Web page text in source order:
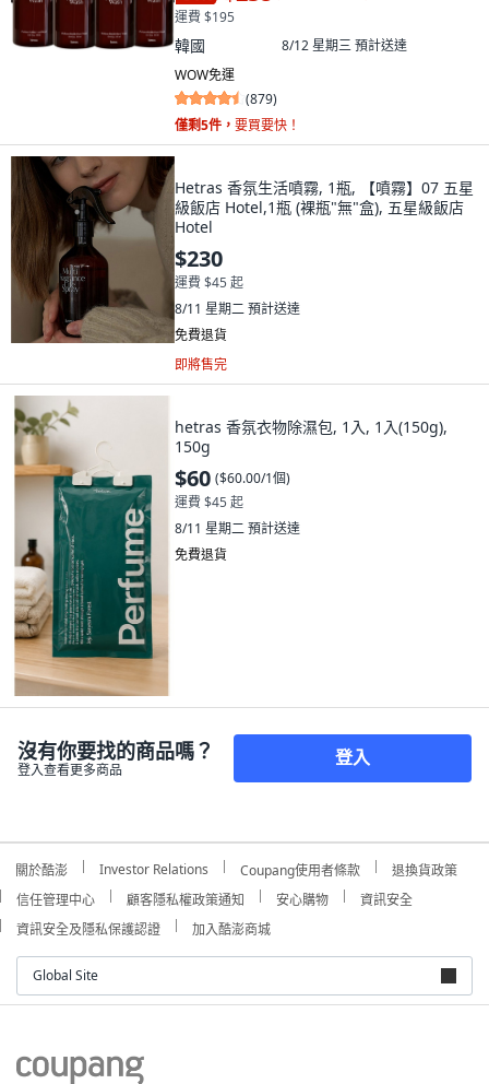
運費 $195
韓國 8/12 星期三預計送達
WOW免運
(879)
僅剩5件， 要買要快！
Hetras 香氛生活噴霧, 1瓶, 【噴霧】07 五星
級飯店 Hotel,1瓶 (裸瓶"無"盒), 五星級飯店
Hotel
$230
運費 $45 起
8/11 星期二預計送達
免費退貨
即將售完
hetras 香氛衣物除濕包, 1入, 1入(150g),
150g
$60 ($60.00/1個)
運費 $45 起
8/11 星期二預計送達
免費退貨
沒有你要找的商品嗎？
登入查看更多商品 登入
關於酷澎 Investor Relations Coupang使用者條款
退換貨政策
信任管理中心
顧客隱私權政策通知 安心購物
資訊安全
資訊安全及隱私保護認證
加入酷澎商城
Global Site